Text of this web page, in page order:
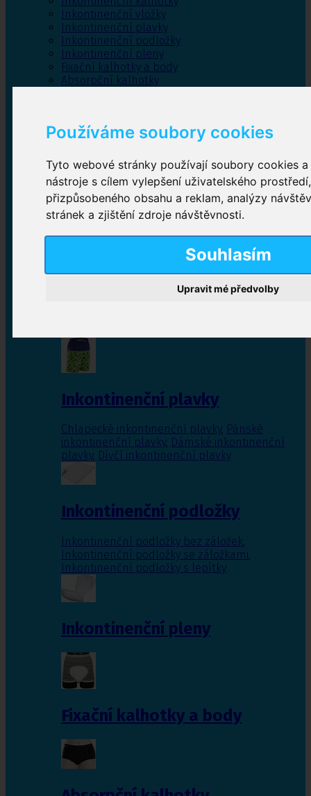
Používáme soubory cookies
Tyto webové stránky používají soubory cookies
nástroje s cílem vylepšení uživatelského
přizpůsobeného obsahu a reklam, analýzy
stránek a zjištění zdroje návštěvnosti.
Souhlasím
Upravit mé předvolby
Inkontinenční vložky
Inkontinenční plavky
Inkontinenční podložky
Inkontinenční pleny
Fixační kalhotky a body
Absorpční kalhotky
Inkontinenční kalhotky
Plenkové kalhotky navlékací,Plenkové kalhotky
zalepovací,Inkontinenční kalhotky dámské
Inkontinenční vložky
Inkontinenční plavky
Chlapecké inkontinenční plavky, Pánské
inkontinenční plavky, Dámské inkontinenční
plavky, Dívčí inkontinenční plavky
Inkontinenční podložky
Inkontinenční podložky bez záložek,
Inkontinenční podložky se záložkami,
Inkontinenční podložky s lepítky
Inkontinenční pleny
Fixační kalhotky a body